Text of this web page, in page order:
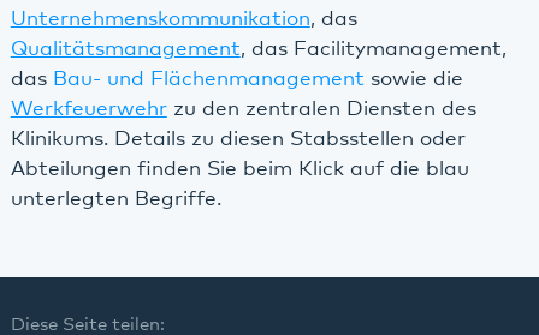
Unternehmenskommunikation, das
Qualitätsmanagement, das Facilitymanagement,
das Bau- und Flächenmanagement sowie die
Werkfeuerwehrzu den zentralen Diensten des
Klinikums. Details zu diesen Stabsstellen oder
Abteilungen finden Sie beim Klick auf die blau
unterlegten Begriffe.
Diese Seite teilen: